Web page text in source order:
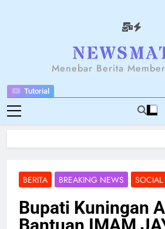
Tutorial
Menebar Berita
BERITA BREAKING NEWS SOCIAL
Bupati Kuningan